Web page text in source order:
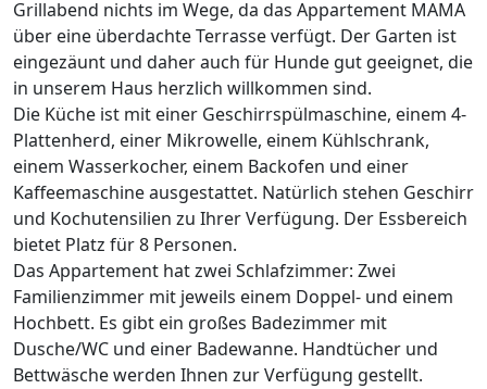
Grillabend nichts im Wege, da das Appartement MAMA
über eine überdachte Terrasse verfügt. Der Garten ist
eingezäunt und daher auch für Hunde gut geeignet, die
in unserem Haus herzlich willkommen sind.
Die Küche ist mit einer Geschirrspülmaschine, einem 4-
Plattenherd, einer Mikrowelle, einem Kühlschrank,
einem Wasserkocher, einem Backofen und einer
Kaffeemaschine ausgestattet. Natürlich stehen Geschirr
und Kochutensilien zu Ihrer Verfügung. Der Essbereich
bietet Platz für 8 Personen.
Das Appartement hat zwei Schlafzimmer: Zwei
Familienzimmer mit jeweils einem Doppel- und einem
Hochbett. Es gibt ein großes Badezimmer mit
Dusche/WC und einer Badewanne. Handtücher und
Bettwäsche werden Ihnen zur Verfügung gestellt.